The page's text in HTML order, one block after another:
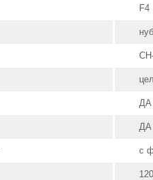
F4
ДА
ДА
с